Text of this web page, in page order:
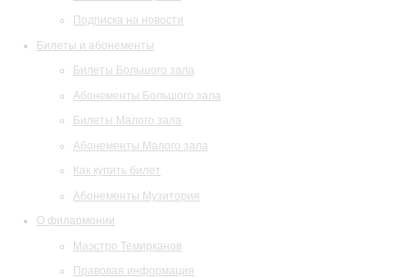
Подписка на новости
Билеты и абонементы
Билеты Большого зала
Абонементы Большого зала
Билеты Малого зала
Абонементы Малого зала
Как купить билет
Абонементы Музитория
О филармонии
Маэстро Темирканов
Правовая информация